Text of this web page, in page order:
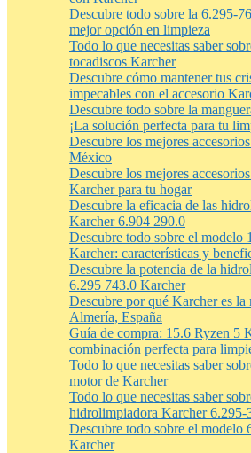
Descubre todo sobre la 6.295-
mejor opción en limpieza
Todo lo que necesitas saber
tocadiscos Karcher
Descubre cómo mantener tus
impecables con el accesorio
Descubre todo sobre la
¡La solución perfecta para tu
Descubre los mejores
México
Descubre los mejores
Karcher para tu hogar
Descubre la eficacia de las
Karcher 6.904 290.0
Descubre todo sobre el modelo
Karcher: características y
Descubre la potencia de la
6.295 743.0 Karcher
Descubre por qué Karcher es la
Almería, España
Guía de compra: 15.6 Ryzen 5
combinación perfecta para
Todo lo que necesitas saber
motor de Karcher
Todo lo que necesitas saber
hidrolimpiadora Karcher 6.295-
Descubre todo sobre el modelo
Karcher